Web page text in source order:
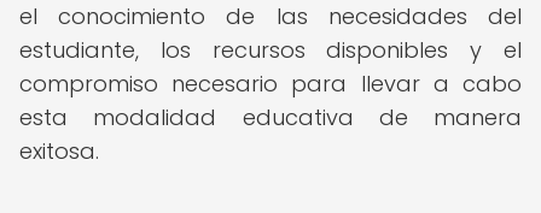
el conocimiento de las necesidades del
estudiante, los recursos disponibles y el
compromiso necesario para llevar a cabo
esta modalidad educativa de manera
exitosa.